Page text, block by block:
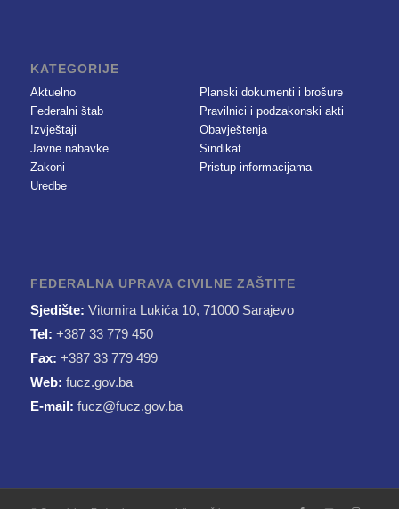
KATEGORIJE
Aktuelno
Federalni štab
Izvještaji
Javne nabavke
Zakoni
Uredbe
Planski dokumenti i brošure
Pravilnici i podzakonski akti
Obavještenja
Sindikat
Pristup informacijama
FEDERALNA UPRAVA CIVILNE ZAŠTITE
Sjedište: Vitomira Lukića 10, 71000 Sarajevo
Tel: +387 33 779 450
Fax: +387 33 779 499
Web: fucz.gov.ba
E-mail: fucz@fucz.gov.ba